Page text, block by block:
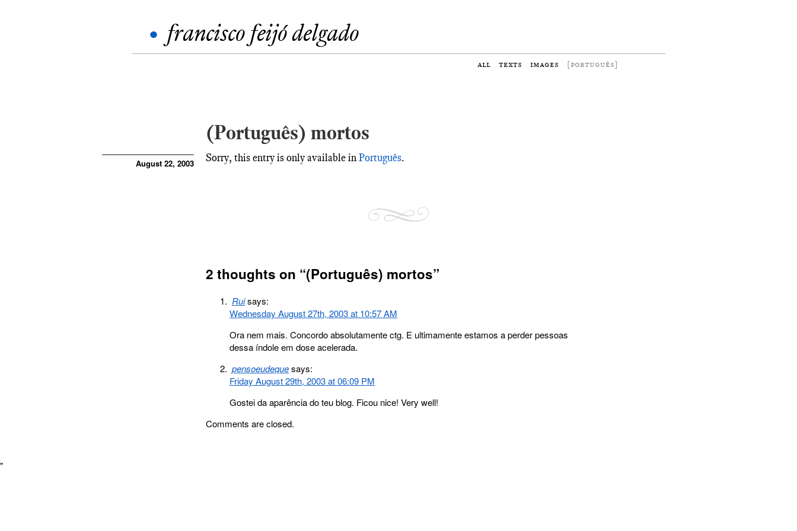
• francisco feijó delgado
all texts images [português]
(Português) mortos
August 22, 2003 Sorry, this entry is only available inPortuguês.
2 thoughts on “(Português) mortos”
Ruisays:
Wednesday August 27th, 2003 at 10:57 AM
Ora nem mais. Concordo absolutamente ctg. E ultimamente estamos a perder pessoas
dessa índole em dose acelerada.
pensoeudequesays:
Friday August 29th, 2003 at 06:09 PM
Gostei da aparência do teu blog. Ficou nice! Very well!
Comments are closed.
"